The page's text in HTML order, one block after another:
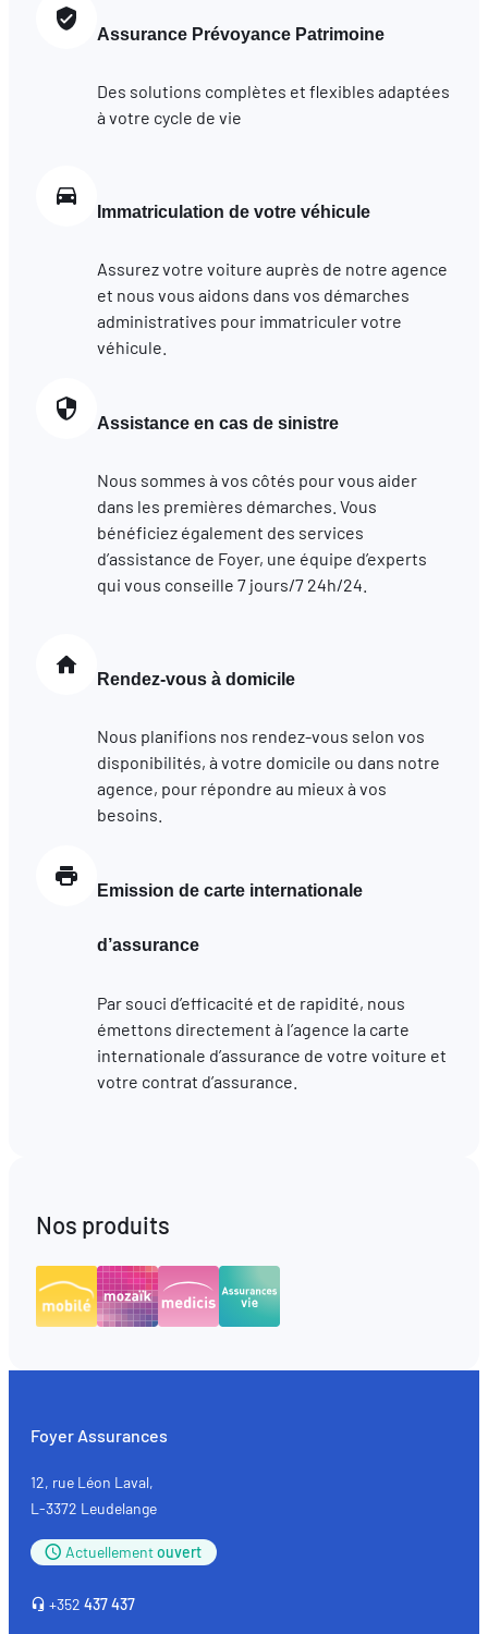
Assurance Prévoyance Patrimoine
Des solutions complètes et flexibles adaptées
à votre cycle de vie
Immatriculation de votre véhicule
Assurez votre voiture auprès de notre agence
et nous vous aidons dans vos démarches
administratives pour immatriculer votre
véhicule.
Assistance en cas de sinistre
Nous sommes à vos côtés pour vous aider
dans les premières démarches. Vous
bénéficiez également des services
d’assistance de Foyer, une équipe d’experts
qui vous conseille 7 jours/7 24h/24.
Rendez-vous à domicile
Nous planifions nos rendez-vous selon vos
disponibilités, à votre domicile ou dans notre
agence, pour répondre au mieux à vos
besoins.
Emission de carte internationale
d’assurance
Par souci d’efficacité et de rapidité, nous
émettons directement à l’agence la carte
internationale d’assurance de votre voiture et
votre contrat d’assurance.
Nos produits
Foyer Assurances
12, rue Léon Laval,
L-3372 Leudelange
Actuellementouvert
+352 437 437